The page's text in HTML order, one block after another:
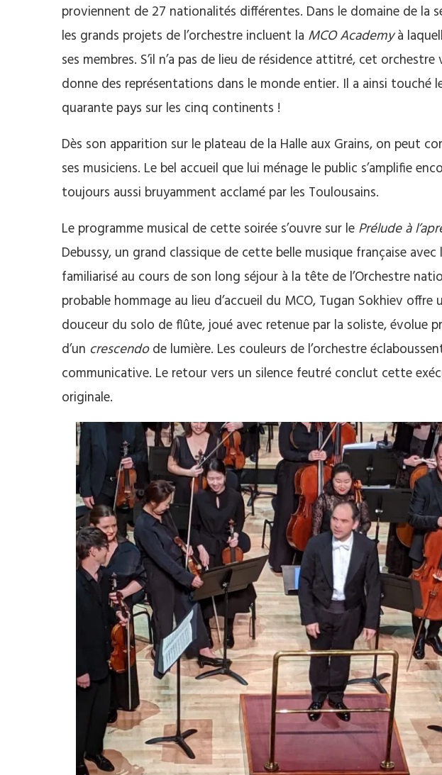
proviennent de 27 nationalités différentes. Dans le domaine de la
les grands projets de l’orchestre incluent la MCO Academyà
ses membres. S’il n’a pas de lieu de résidence attitré, cet
donne des représentations dans le monde entier. Il a ainsi touché
quarante pays sur les cinq continents !
Dès son apparition sur le plateau de la Halle aux Grains, on peut
ses musiciens. Le bel accueil que lui ménage le public s’amplifie
toujours aussi bruyamment acclamé par les Toulousains.
Le programme musical de cette soirée s’ouvre sur le Prélude à
Debussy, un grand classique de cette belle musique française avec
familiarisé au cours de son long séjour à la tête de l’Orchestre
probable hommage au lieu d’accueil du MCO, Tugan Sokhiev offre
douceur du solo de flûte, joué avec retenue par la soliste, évolue
d’un crescendode lumière. Les couleurs de l’orchestre
communicative. Le retour vers un silence feutré conclut cette
originale.